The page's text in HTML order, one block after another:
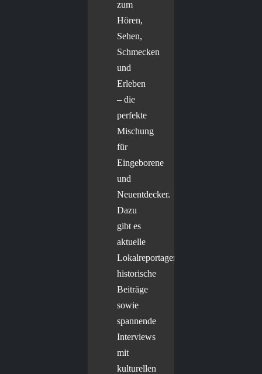
zum
Hören,
Sehen,
Schmecken
und
Erleben
– die
perfekte
Mischung
für
Eingeborene
und
Neuentdecker.
Dazu
gibt es
aktuelle
Lokalreportagen,
historische
Beiträge
sowie
spannende
Interviews
mit
kulturellen